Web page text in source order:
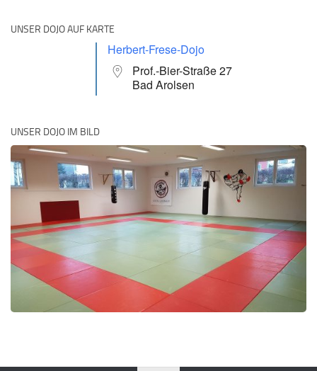
UNSER DOJO AUF KARTE
Herbert-Frese-Dojo
Prof.-Bier-Straße 27
Bad Arolsen
UNSER DOJO IM BILD